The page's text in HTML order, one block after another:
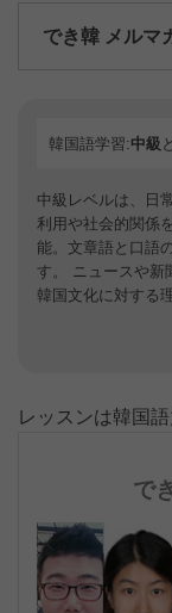
でき韓 メルマ
韓国語学習:中級
中級レベルは、日
利用や社会的関係
能。文章語と口語
す。 ニュースや新
韓国文化に対する
レッスンは韓国
で